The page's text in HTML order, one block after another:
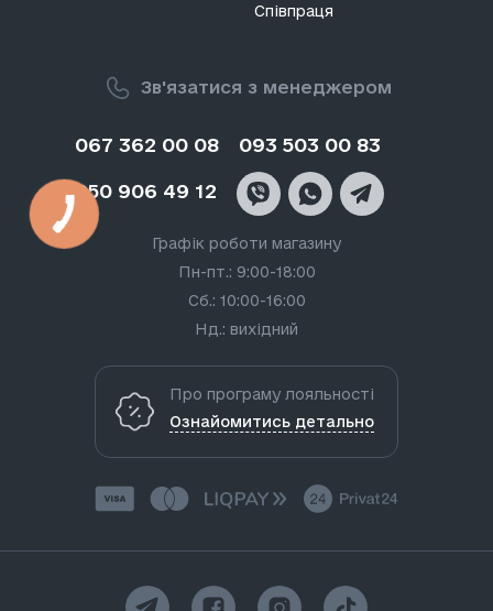
Зв'язатися з менеджером
067 362 00 08 093 503 00 83
050 906 49 12
Графік роботи магазину
Пн-пт.: 9:00-18:00
Сб.: 10:00-16:00
Нд.: вихідний
Співпраця
Про програму лояльності
Ознайомитись детально